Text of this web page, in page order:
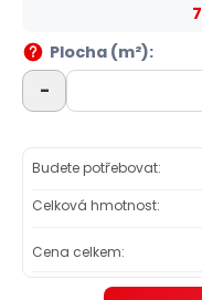
Plocha (m²):
-
Budete potřebovat:
Celková hmotnost:
Cena celkem: